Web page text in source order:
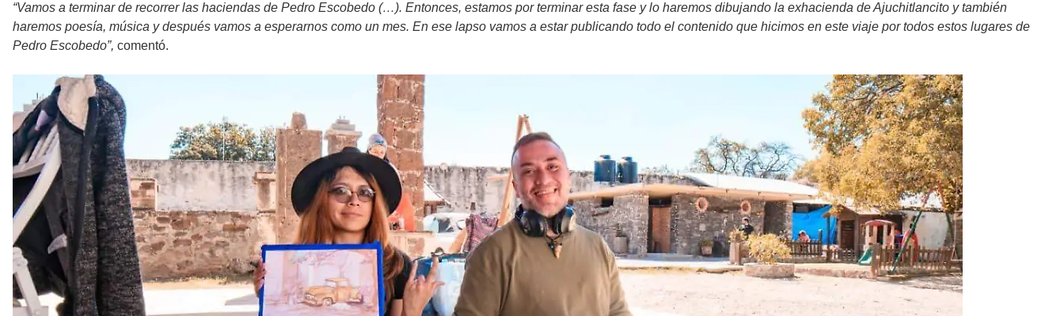
“Vamos a terminar de recorrer las haciendas de Pedro Escobedo (…). Entonces, estamos por terminar esta fase y lo haremos dibujando la exhacienda de Ajuchitlancito y también
haremos poesía, música y después vamos a esperarnos como un mes. En ese lapso vamos a estar publicando todo el contenido que hicimos en este viaje por todos estos lugares de
Pedro Escobedo”, comentó.